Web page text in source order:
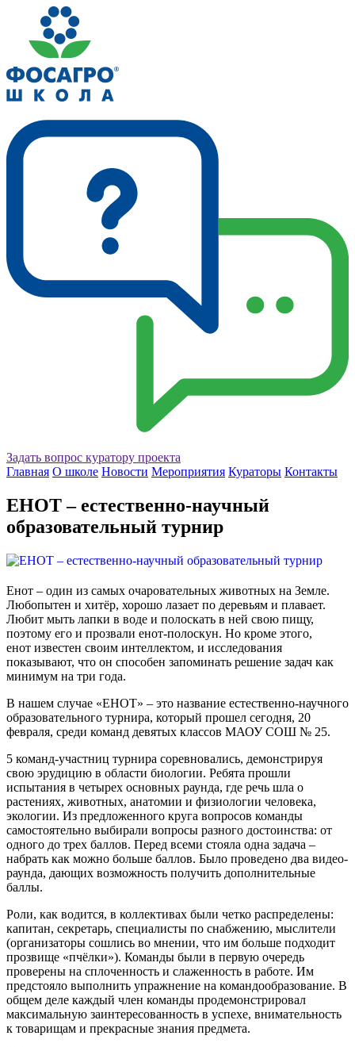
Задать вопрос куратору проекта
Главная О школе Новости Мероприятия Кураторы Контакты
ЕНОТ – естественно-научный
образовательный турнир
Енот – один из самых очаровательных животных на Земле.
Любопытен и хитёр, хорошо лазает по деревьям и плавает.
Любит мыть лапки в воде и полоскать в ней свою пищу,
поэтому его и прозвали енот-полоскун. Но кроме этого,
енот известен своим интеллектом, и исследования
показывают, что он способен запоминать решение задач как
минимум на три года.
В нашем случае «ЕНОТ» – это название естественно-научного
образовательного турнира, который прошел сегодня, 20
февраля, среди команд девятых классов МАОУ СОШ № 25.
5 команд-участниц турнира соревновались, демонстрируя
свою эрудицию в области биологии. Ребята прошли
испытания в четырех основных раунда, где речь шла о
растениях, животных, анатомии и физиологии человека,
экологии. Из предложенного круга вопросов команды
самостоятельно выбирали вопросы разного достоинства: от
одного до трех баллов. Перед всеми стояла одна задача –
набрать как можно больше баллов. Было проведено два видео-
раунда, дающих возможность получить дополнительные
баллы.
Роли, как водится, в коллективах были четко распределены:
капитан, секретарь, специалисты по снабжению, мыслители
(организаторы сошлись во мнении, что им больше подходит
прозвище «пчёлки»). Команды были в первую очередь
проверены на сплоченность и слаженность в работе. Им
предстояло выполнить упражнение на командообразование. В
общем деле каждый член команды продемонстрировал
максимальную заинтересованность в успехе, внимательность
к товарищам и прекрасные знания предмета.